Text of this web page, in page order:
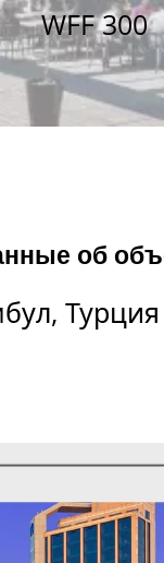
WFF 300
об